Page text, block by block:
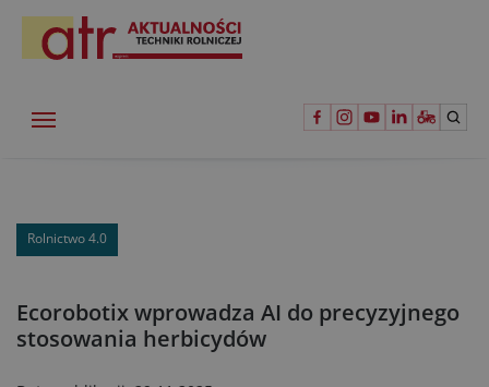
Rolnictwo 4.0
Ecorobotix wprowadza AI do precyzyjnego
stosowania herbicydów